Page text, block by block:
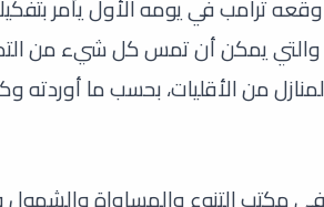
ترامب في يومه الأول يأمر
والتي يمكن أن تمس كل شيء من
من الأقليات، بحسب ما أوردته